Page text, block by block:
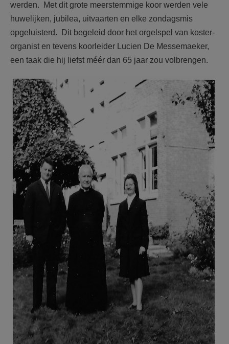
werden. Met dit grote meerstemmige koor werden vele
huwelijken, jubilea, uitvaarten en elke zondagsmis
opgeluisterd. Dit begeleid door het orgelspel van koster-
organist en tevens koorleider Lucien De Messemaeker,
een taak die hij liefst méér dan 65 jaar zou volbrengen.
F2184g45.jpg